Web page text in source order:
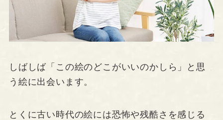
しばしば「この絵のどこがいいのかしら」と思
う絵に出会います。
とくに古い時代の絵には恐怖や残酷さを感じる